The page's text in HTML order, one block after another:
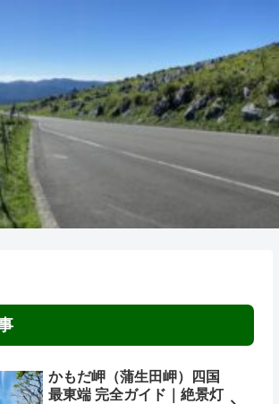
かもだ岬（蒲生田岬）四国
最東端 完全ガイド｜絶景灯